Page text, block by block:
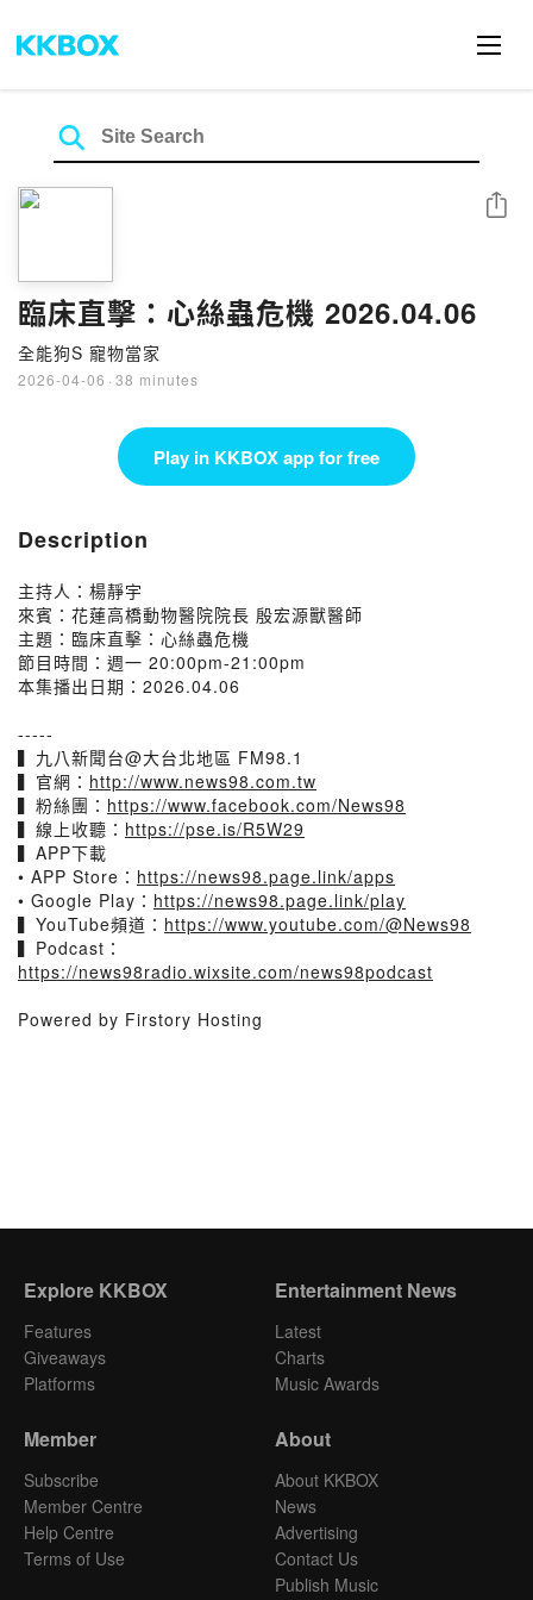
臨床直擊：心絲蟲危機 2026.04.06
全能狗S 寵物當家
2026-04-06 · 38 minutes
Share
Play in KKBOX app for free
Description
主持人：楊靜宇
來賓：花蓮高橋動物醫院院長 殷宏源獸醫師
主題：臨床直擊：心絲蟲危機
節目時間：週一 20:00pm-21:00pm
本集播出日期：2026.04.06
-----
▍九八新聞台@大台北地區 FM98.1
▍官網： http://www.news98.com.tw
▍粉絲團： https://www.facebook.com/News98
▍線上收聽： https://pse.is/R5W29
▍APP下載
• APP Store： https://news98.page.link/apps
• Google Play： https://news98.page.link/play
▍YouTube頻道： https://www.youtube.com/@News98
▍Podcast：
https://news98radio.wixsite.com/news98podcast
Powered by Firstory Hosting
Explore KKBOX
Features
Giveaways
Platforms
Entertainment News
Latest
Charts
Music Awards
Member
Subscribe
Member Centre
Help Centre
Terms of Use
About
About KKBOX
News
Advertising
Contact Us
Publish Music